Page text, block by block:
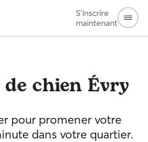
S'inscrire
maintenant
chien Évry
pour promener votre
dans votre quartier.